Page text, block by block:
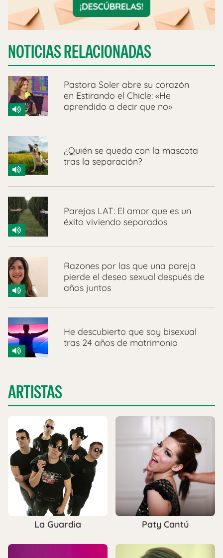
NOTICIAS RELACIONADAS
Pastora Soler abre su corazón
en Estirando el Chicle: «He
aprendido a decir que no»
¿Quién se queda con la mascota
tras la separación?
Parejas LAT: El amor que es un
éxito viviendo separados
Razones por las que una pareja
pierde el deseo sexual después de
años juntos
He descubierto que soy bisexual
tras 24 años de matrimonio
ARTISTAS
La Guardia Paty Cantú